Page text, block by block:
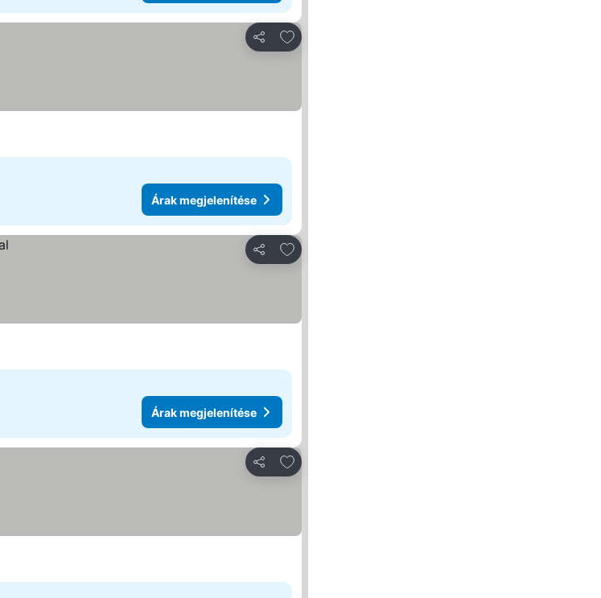
Megosztás
Hozzáadás a kedvencekhez
Árak megjelenítése
Megosztás
Hozzáadás a kedvencekhez
Árak megjelenítése
Megosztás
Hozzáadás a kedvencekhez